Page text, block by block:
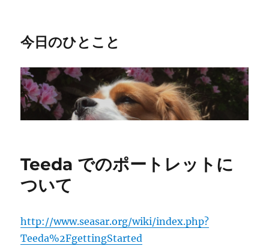
今日のひとこと
Teeda でのポートレットに
ついて
http://www.seasar.org/wiki/index.php?
Teeda%2FgettingStarted